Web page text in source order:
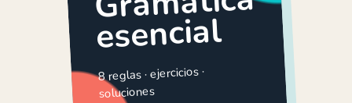
esencial
8 reglas · ejercicios ·
soluciones